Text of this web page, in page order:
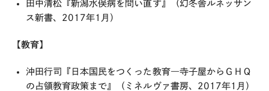
田中清松『新潟水俣病を問い直す』（幻冬舎ルネッサン
ス新書、2017年1月）
【教育】
沖田行司『日本国民をつくった教育―寺子屋からＧＨＱ
の占領教育政策まで』（ミネルヴァ書房、2017年1月）